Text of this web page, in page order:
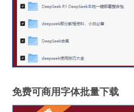
免费可商用字体批量下载